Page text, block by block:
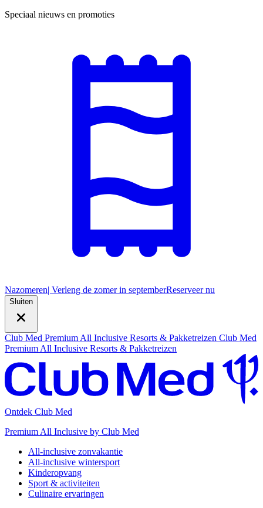
Speciaal nieuws en promoties
Nazomeren| Verleng de zomer in septemberReserveer nu
Sluiten
Club Med Premium All Inclusive Resorts & Pakketreizen Club Med
Premium All Inclusive Resorts & Pakketreizen
Ontdek Club Med
Premium All Inclusive by Club Med
All-inclusive zonvakantie
All-inclusive wintersport
Kinderopvang
Sport & activiteiten
Culinaire ervaringen